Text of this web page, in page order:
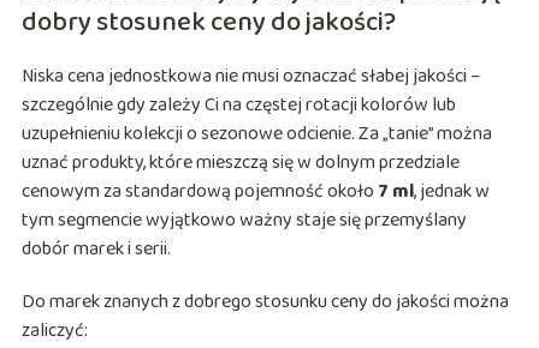
dobry stosunek ceny do jakości?
Niska cena jednostkowa nie musi oznaczać słabej jakości –
szczególnie gdy zależy Ci na częstej rotacji kolorów lub
uzupełnieniu kolekcji o sezonowe odcienie. Za „tanie” można
uznać produkty, które mieszczą się w dolnym przedziale
cenowym za standardową pojemność około 7 ml, jednak w
tym segmencie wyjątkowo ważny staje się przemyślany
dobór marek i serii.
Do marek znanych z dobrego stosunku ceny do jakości można
zaliczyć: